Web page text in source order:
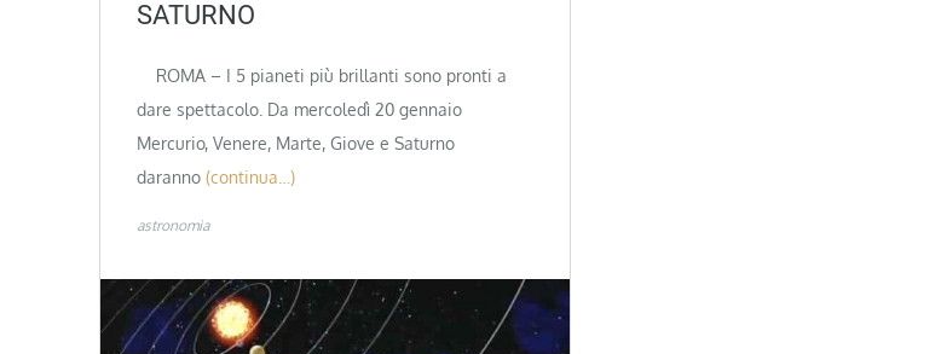
SATURNO
ROMA – I 5 pianeti più brillanti sono pronti a
dare spettacolo. Da mercoledì 20 gennaio
Mercurio, Venere, Marte, Giove e Saturno
daranno (continua…)
astronomia